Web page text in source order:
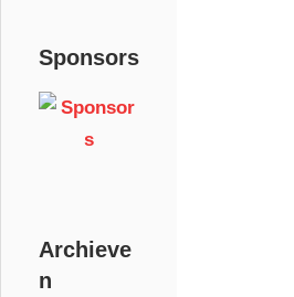
Sponsors
Archieve
n